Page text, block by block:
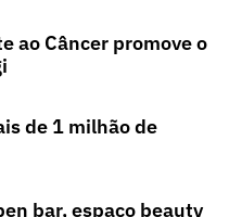
ao Câncer promove o
de 1 milhão de
bar, espaço beauty